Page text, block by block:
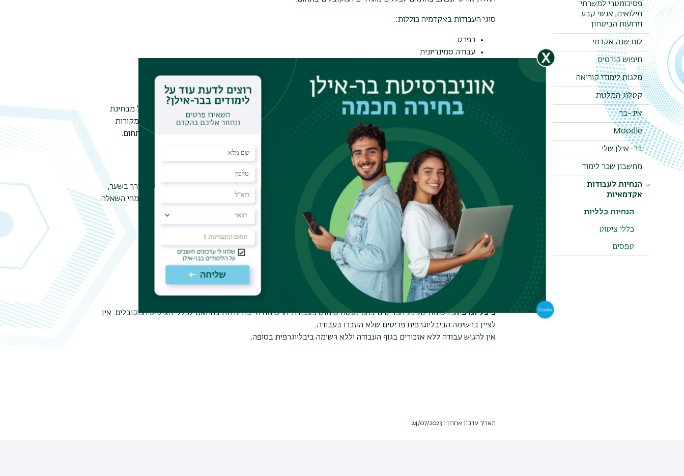
פסיכומטרי למשרתי
מילואים, אנשי קבע
וזרועות הביטחון
לוח שנה אקדמי
חיפוש קורסים
מלגות לימודי קוריאה
קטלוג המלגות
אינ-בר
Moodle
בר-אילן שלי
מחשבון שכר לימוד
הנחיות לעבודות
אקדמאיות
הנחיות כלליות
כללי ציטוט
טפסים
סוגי העבודות באקדמיה כוללות:
רפרט
עבודה סמינריונית
דוקטורט (תואר שלישי)
הרפרט הוא המחקר הקטן ביותר ואילו הדוקטורט הוא המחקר המקיף ביותר במהלך לימודים אקדמיים. רפרט מוגבל מבחינת
refer toוהמטרה שלו היא למקד סוגיה, לבסס אותה ולתאר אותה תוך שימוש במקורות
אקדמיים. זוהי העבודה הקטנה ביותר ולרוב לא יהיה בה ידע חדש. שאר העבודות יציעו חידוש ותרומה לידע הקיים בתחום.
בעבודה סמינריונית תרומה זו יכולה להיות סינרגיה של רעיונות כיוון שהיא מוגבלת בהיקפה.
מבנה העבודה האקדמית:
שם העבודה, פרטי המגיש, פרטי הקורס ותאריך ההגשה. אםמדובר בעבודה קטנה של מספר עמודים אז אין צורך בשער,
אך חייבים לציין למעלה את פרטי המגיש ואת נושא המטלה. חשוב לציין במקרה של עבודה שבה היו מספר שאלות, מהי השאלה
עליה בחרתם לענות.
ראשי פרקים:שמות הפרקים ומספרי העמודים. חיוני רק במקרה של עבודה גדולה (כמו סמינריון).
הקדמה: מבוא, הצגת שאלת המחקר, הצגת מבנה העבודה
: פרקי העבודה וביסוס הטענות
: סקירה מסכמת של העבודה ותיאור המסקנות.
ביבליוגרפיה:רשימה של כל הפריטים בהם נעשה שימוש בעבודה. הרשימה חייבת להיות בהתאם לכללי הציטוט המקובלים. אין
לציין ברשימה הביבליוגרפית פריטים שלא הוזכרו בעבודה.
אין להגיש עבודה ללא אזכורים בגוף העבודה וללא רשימה ביבליוגרפית בסופה.
תאריך עדכון אחרון : 24/07/2023